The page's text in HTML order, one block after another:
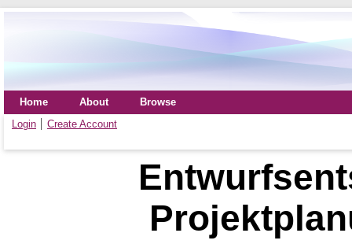
Home About
Browse
Login
Create Account